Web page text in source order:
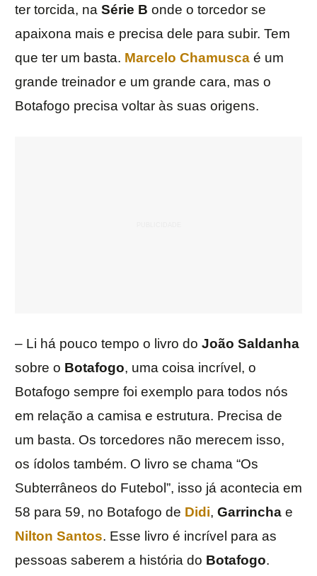
ter torcida, na Série B onde o torcedor se
apaixona mais e precisa dele para subir. Tem
que ter um basta. Marcelo Chamusca é um
grande treinador e um grande cara, mas o
Botafogo precisa voltar às suas origens.
– Li há pouco tempo o livro do João Saldanha
sobre o Botafogo, uma coisa incrível, o
Botafogo sempre foi exemplo para todos nós
em relação a camisa e estrutura. Precisa de
um basta. Os torcedores não merecem isso,
os ídolos também. O livro se chama “Os
Subterrâneos do Futebol”, isso já acontecia em
58 para 59, no Botafogo de Didi, Garrincha e
Nilton Santos. Esse livro é incrível para as
pessoas saberem a história do Botafogo.